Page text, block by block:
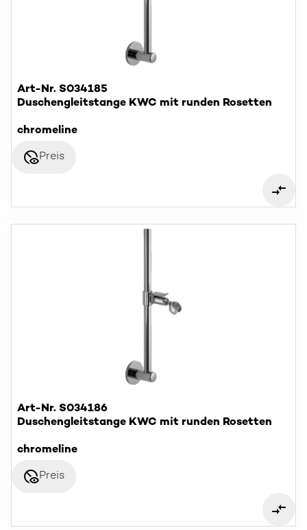
Art-Nr. S034185
Duschengleitstange KWC mit runden Rosetten
chromeline
disabled_visiblePreis
Art-Nr. S034186
Duschengleitstange KWC mit runden Rosetten
chromeline
disabled_visiblePreis